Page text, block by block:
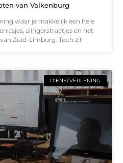
van Valkenburg
waar je makkelijk een hele
slingerstraatjes en het
Zuid-Limburg. Toch zit
DIENSTVERLENING